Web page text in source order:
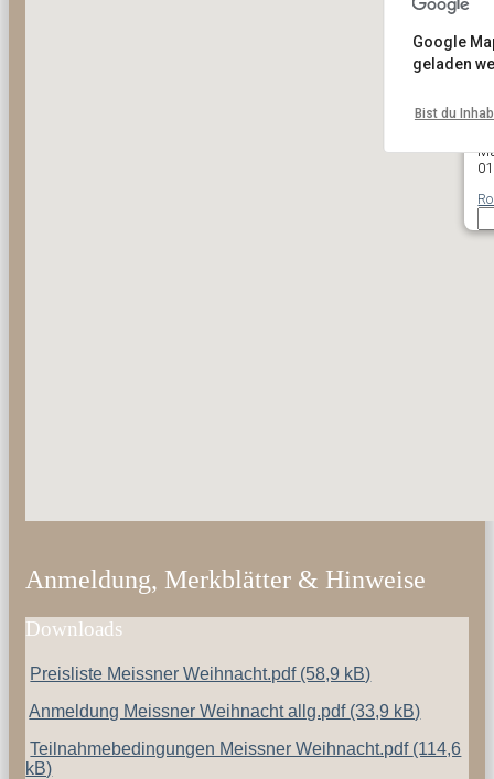
Google
geladen
Bist du
Anmeldung, Merkblätter & Hinweise
Downloads
Preisliste Meissner Weihnacht.pdf (58,9 kB)
Anmeldung Meissner Weihnacht allg.pdf (33,9 kB)
Teilnahmebedingungen Meissner Weihnacht.pdf (114,6
kB)